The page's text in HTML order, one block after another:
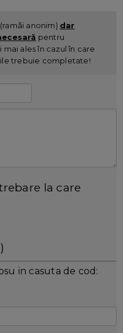
anonim) dar
pentru
ales în cazul în care
trebuie completate!
la care
in casuta de cod: